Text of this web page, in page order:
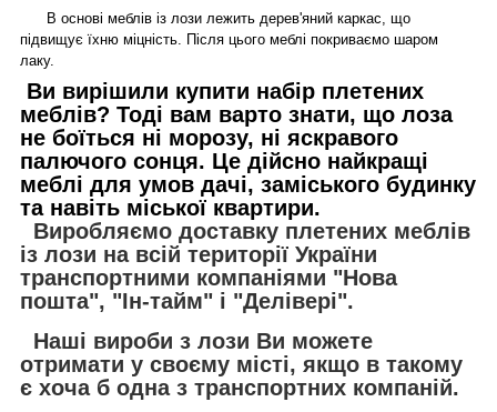
В основі меблів із лози лежить дерев'яний каркас, що
підвищує їхню міцність. Після цього меблі покриваємо шаром
лаку.
Ви вирішили купити набір плетених
меблів? Тоді вам варто знати, що лоза
не боїться ні морозу, ні яскравого
палючого сонця. Це дійсно найкращі
меблі для умов дачі, заміського будинку
та навіть міської квартири.
Виробляємо доставку плетених меблів
із лози на всій території України
транспортними компаніями "Нова
пошта", "Ін-тайм" і "Делівері".
Наші вироби з лози Ви можете
отримати у своєму місті, якщо в такому
є хоча б одна з транспортних компаній.